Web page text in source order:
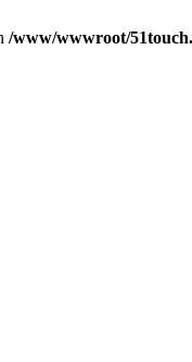
/www/wwwroot/